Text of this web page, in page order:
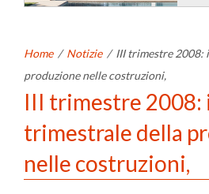
Home / Notizie / III trimestre 2008:
produzione nelle costruzioni,
III trimestre 2008:
trimestrale della
nelle costruzioni,